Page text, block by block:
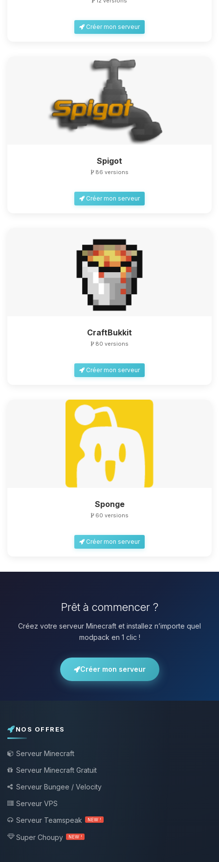
Créer mon serveur
Spigot
86 versions
Créer mon serveur
CraftBukkit
80 versions
Créer mon serveur
Sponge
60 versions
Créer mon serveur
Prêt à commencer ?
Créez votre serveur Minecraft et installez n’importe quel
modpack en 1 clic !
Créer mon serveur
NOS OFFRES
Serveur Minecraft
Serveur Minecraft Gratuit
Serveur Bungee / Velocity
Serveur VPS
Serveur Teamspeak
NEW !
Super Choupy NEW !